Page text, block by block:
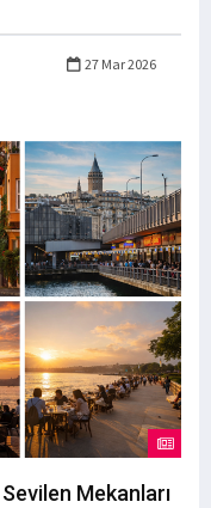
27 Mar 2026
Mekanları